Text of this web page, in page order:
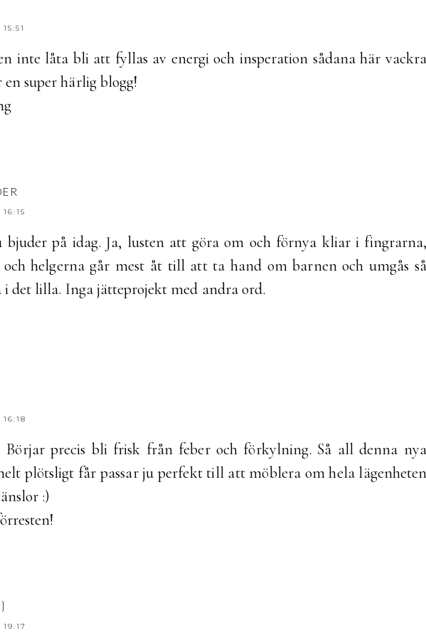
inte låta bli att fyllas av energi och insperation sådana här vackra
super härlig blogg!
på idag. Ja, lusten att göra om och förnya kliar i fingrarna,
och helgerna går mest åt till att ta hand om barnen och umgås så
det lilla. Inga jätteprojekt med andra ord.
Börjar precis bli frisk från feber och förkylning. Så all denna nya
plötsligt får passar ju perfekt till att möblera om hela lägenheten
:)